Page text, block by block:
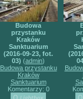
Budowa
przystanku
Kraków
Sanktuarium
(2016-09-23, fot.
03) (admin)
Budowa przystanku
Kraków
Sanktuarium
Komentarzy: 0